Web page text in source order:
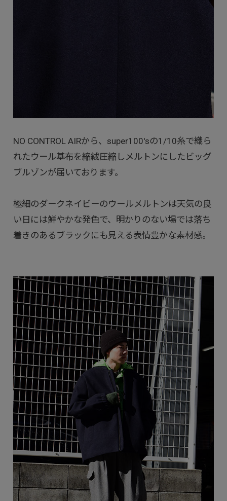
NO CONTROL AIRから、super100'sの1/10糸で織ら
れたウール基布を縮絨圧縮しメルトンにしたビッグ
ブルゾンが届いております。
極細のダークネイビーのウールメルトンは天気の良
い日には鮮やかな発色で、明かりのない場では落ち
着きのあるブラックにも見える表情豊かな素材感。